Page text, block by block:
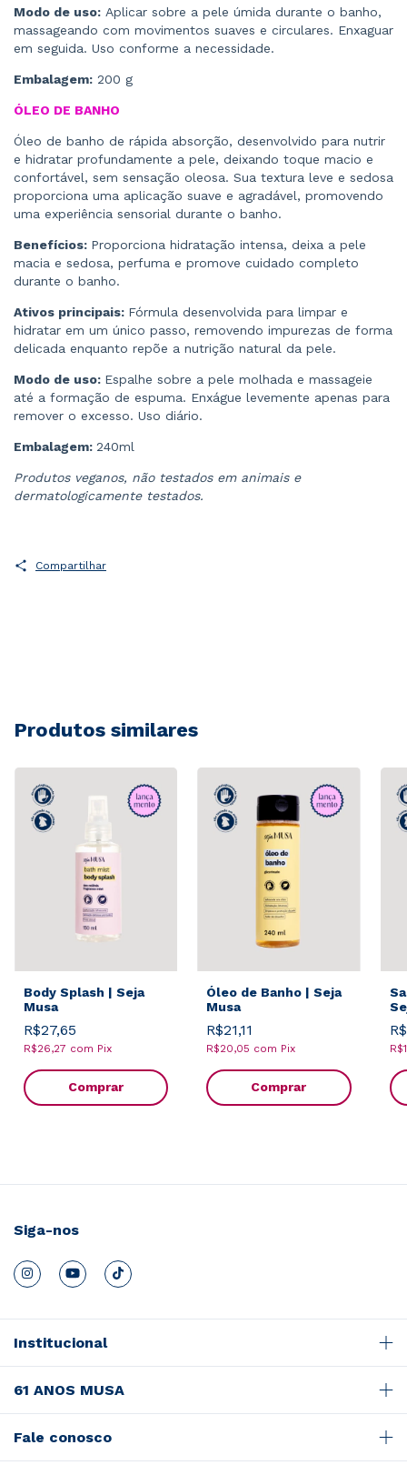
Modo de uso: Aplicar sobre a pele úmida durante o banho,
massageando com movimentos suaves e circulares. Enxaguar
em seguida. Uso conforme a necessidade.
Embalagem: 200 g
ÓLEO DE BANHO
Óleo de banho de rápida absorção, desenvolvido para nutrir
e hidratar profundamente a pele, deixando toque macio e
confortável, sem sensação oleosa. Sua textura leve e sedosa
proporciona uma aplicação suave e agradável, promovendo
uma experiência sensorial durante o banho.
Benefícios: Proporciona hidratação intensa, deixa a pele
macia e sedosa, perfuma e promove cuidado completo
durante o banho.
Ativos principais: Fórmula desenvolvida para limpar e
hidratar em um único passo, removendo impurezas de forma
delicada enquanto repõe a nutrição natural da pele.
Modo de uso: Espalhe sobre a pele molhada e massageie
até a formação de espuma. Enxágue levemente apenas para
remover o excesso. Uso diário.
Embalagem: 240ml
Produtos veganos, não testados em animais e
dermatologicamente testados.
Compartilhar
Produtos similares
Body Splash | Seja
Musa
R$27,65
R$26,27 com Pix
Comprar
Óleo de Banho | Seja
Musa
R$21,11
R$20,05 com Pix
Comprar
Siga-nos
Institucional
61 ANOS MUSA
Fale conosco